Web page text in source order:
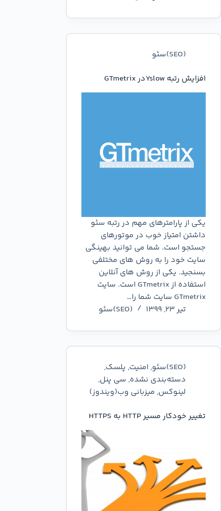
(SEO)سئو
افزایش رتبه Yslowدر GTmetrix
یکی از پارامترهای مهم در رتبه سئو
داشتن امتیاز خوب در موتورهای
جستجو است. شما می توانید بهینگی
سایت خود را به روش های مختلفی
بسنجید. یکی از روش های آنلاین
استفاده از GTmetrix است. سایت
GTmetrix سایت شما را…
تیر ۲۳, ۱۳۹۹
(SEO)سئو
(SEO)سئو , امنیت, پلسک,
دسته‌بندی نشده, سی پنل,
لینوکس, میزبانی وب(ویندوز)
تغییر خودکار مسیر HTTP به HTTPS